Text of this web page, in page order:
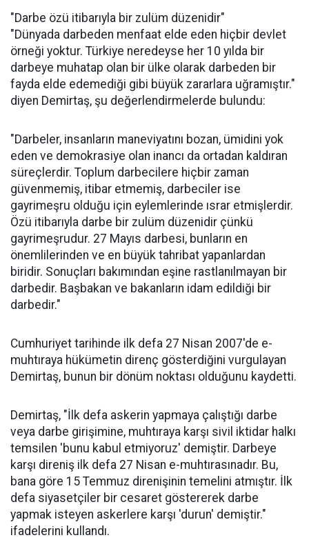
"Darbe özü itibarıyla bir zulüm düzenidir"
"Dünyada darbeden menfaat elde eden hiçbir devlet
örneği yoktur. Türkiye neredeyse her 10 yılda bir
darbeye muhatap olan bir ülke olarak darbeden bir
fayda elde edemediği gibi büyük zararlara uğramıştır."
diyen Demirtaş, şu değerlendirmelerde bulundu:
"Darbeler, insanların maneviyatını bozan, ümidini yok
eden ve demokrasiye olan inancı da ortadan kaldıran
süreçlerdir. Toplum darbecilere hiçbir zaman
güvenmemiş, itibar etmemiş, darbeciler ise
gayrimeşru olduğu için eylemlerinde ısrar etmişlerdir.
Özü itibarıyla darbe bir zulüm düzenidir çünkü
gayrimeşrudur. 27 Mayıs darbesi, bunların en
önemlilerinden ve en büyük tahribat yapanlardan
biridir. Sonuçları bakımından eşine rastlanılmayan bir
darbedir. Başbakan ve bakanların idam edildiği bir
darbedir."
Cumhuriyet tarihinde ilk defa 27 Nisan 2007'de e-
muhtıraya hükümetin direnç gösterdiğini vurgulayan
Demirtaş, bunun bir dönüm noktası olduğunu kaydetti.
Demirtaş, "İlk defa askerin yapmaya çalıştığı darbe
veya darbe girişimine, muhtıraya karşı sivil iktidar halkı
temsilen 'bunu kabul etmiyoruz' demiştir. Darbeye
karşı direniş ilk defa 27 Nisan e-muhtırasınadır. Bu,
bana göre 15 Temmuz direnişinin temelini atmıştır. İlk
defa siyasetçiler bir cesaret göstererek darbe
yapmak isteyen askerlere karşı 'durun' demiştir."
ifadelerini kullandı.